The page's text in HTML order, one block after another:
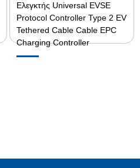
Ελεγκτής Universal EVSE
Protocol Controller Type 2 EV
Tethered Cable Cable EPC
Charging Controller